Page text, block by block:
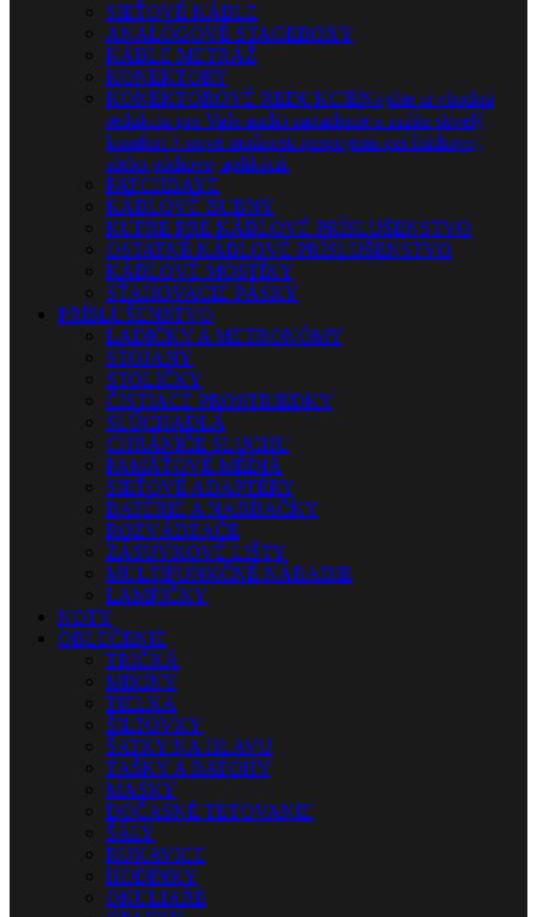
SIEŤOVÉ KÁBLE
ANALÓGOVÉ STAGEBOXY
KÁBLE METRÁŽ
KONEKTORY
KONEKTOROVÉ REDUKCIENájdite si vhodnú
redukciu pre Vaše audio zariadenie a zažite skvelý
komfort + nové možnosti prepojenia pri štúdiovej,
alebo pódiovej aplikácii.
PATCHBAYE
KÁBLOVÉ BUBNY
KUFRE PRE KÁBLOVÉ PRÍSLUŠENSTVO
OSTATNÉ KÁBLOVÉ PRÍSLUŠENSTVO
KÁBLOVÉ MOSTÍKY
SŤAHOVACIE PÁSKY
PRÍSLUŠENSTVO
LADIČKY A METRONÓMY
STOJANY
STOLIČKY
ČISTIACE PROSTRIEDKY
SLÚCHADLÁ
CHRÁNIČE SLUCHU
PAMÄŤOVÉ MÉDIÁ
SIEŤOVÉ ADAPTÉRY
BATÉRIE A NABÍJAČKY
ROZVÁDZAČE
ZÁSUVKOVÉ LIŠTY
MULTIFUNKČNÉ NÁRADIE
LAMPIČKY
NOTY
OBLEČENIE
TRIČKÁ
MIKINY
TIELKA
ŠILTOVKY
ŠATKY NA HLAVU
TAŠKY A BATOHY
MASKY
DOČASNÉ TETOVANIE
ŠÁLY
RUKAVICE
HODINKY
OKULIARE